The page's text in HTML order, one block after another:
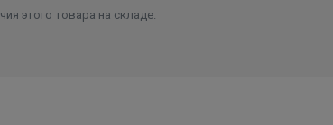
этого товара на складе.